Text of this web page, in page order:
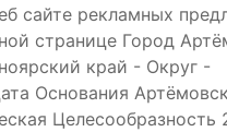
сайте рекламных
странице Город
край - Округ -
Основания
Целесообразность